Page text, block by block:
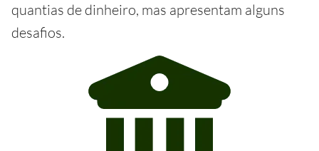
quantias de dinheiro, mas apresentam alguns
desafios.